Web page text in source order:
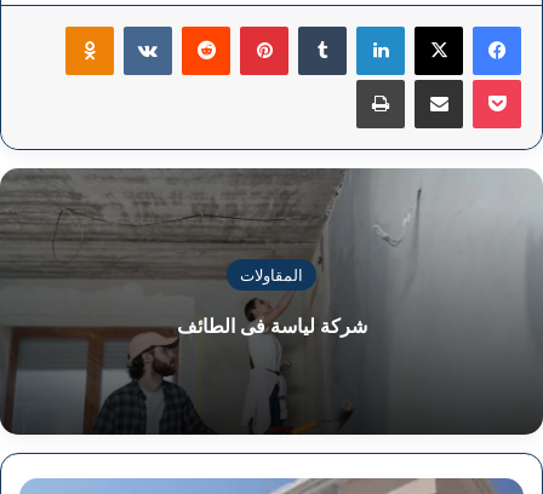
فيسبوك ‫X لينكدإن بينتيريست
‫Pocket مشاركة عبر البريد طباعة
المقاولات
شركة لياسة فى الطائف
شركة